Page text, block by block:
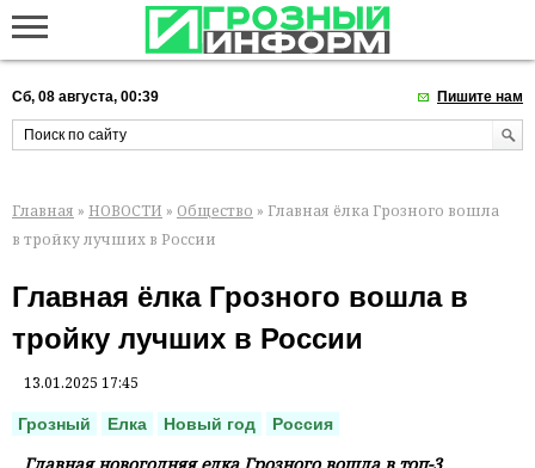
Сб, 08 августа, 00:39 Пишите нам
Главная » НОВОСТИ » Общество » Главная ёлка Грозного вошла
в тройку лучших в России
Главная ёлка Грозного вошла в
тройку лучших в России
13.01.2025 17:45
Грозный Елка Новый год Россия